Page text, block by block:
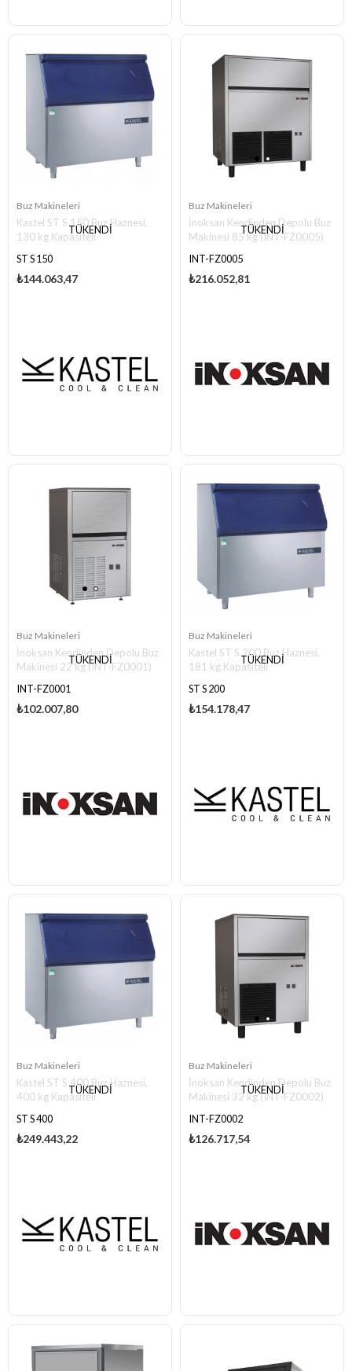
TÜKENDI
Buz Makineleri
Kastel ST S 150 Buz Haznesi,
130 kg Kapasiteli
ST S 150
₺144.063,47
TÜKENDI
Buz Makineleri
İnoksan Kendinden Depolu Buz
Makinesi 85 kg (INT-FZ0005)
INT-FZ0005
₺216.052,81
TÜKENDI
Buz Makineleri
İnoksan Kendinden Depolu Buz
Makinesi 22 kg (INT-FZ0001)
INT-FZ0001
₺102.007,80
TÜKENDI
Buz Makineleri
Kastel ST S 200 Buz Haznesi,
181 kg Kapasiteli
ST S 200
₺154.178,47
TÜKENDI
Buz Makineleri
Kastel ST S 400 Buz Haznesi,
400 kg Kapasiteli
ST S 400
₺249.443,22
TÜKENDI
Buz Makineleri
İnoksan Kendinden Depolu Buz
Makinesi 32 kg (INT-FZ0002)
INT-FZ0002
₺126.717,54